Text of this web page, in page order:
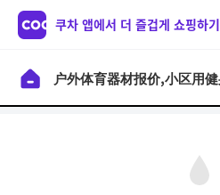
쿠차 앱에서 더 즐겁게 쇼핑하기